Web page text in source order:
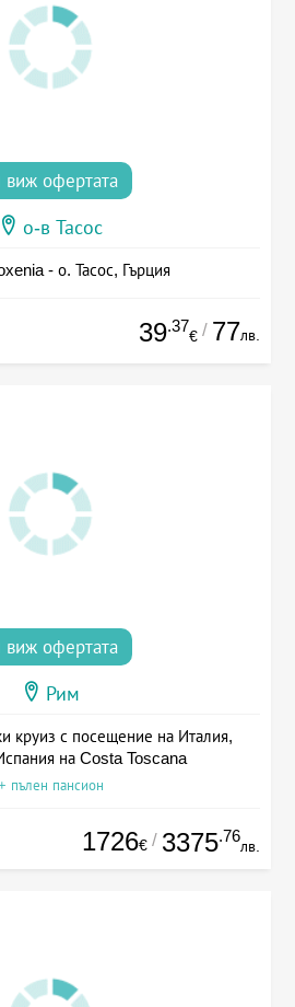
виж офертата
о-в Тасос
- о. Тасос, Гърция
39.37
€ / 77лв.
виж офертата
Рим
круиз с посещение на Италия,
на Costa Toscana
пълен пансион
1726€ / 3375.76
лв.